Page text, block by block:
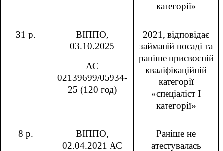
категорії»
31 р.
ВІППО,
03.10.2025
АС
02139699/05934-
25 (120 год)
2021, відповідає
займаній посаді та
раніше присвоєній
кваліфікаційній
категорії
«спеціаліст І
категорії»
8 р.
ВІППО,
02.04.2021 АС
Раніше не
атестувалась